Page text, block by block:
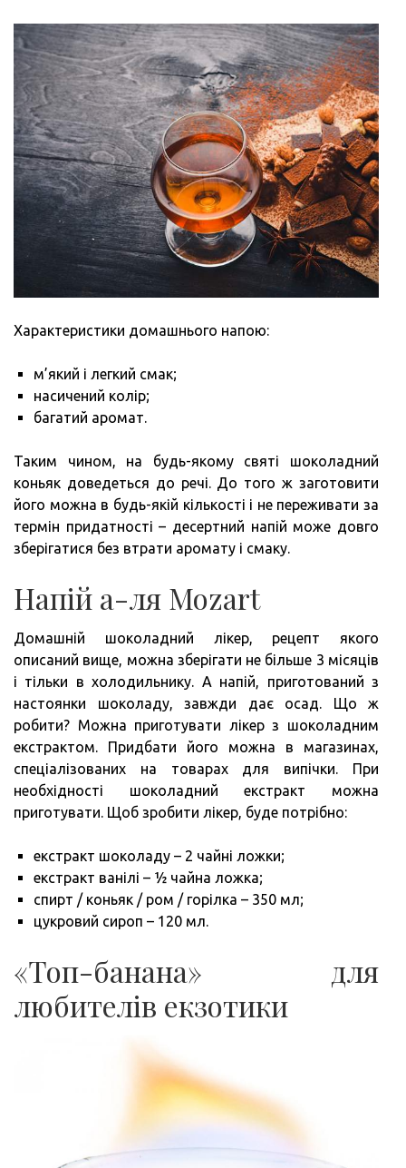
Характеристики домашнього напою:
м’який і легкий смак;
насичений колір;
багатий аромат.
Таким чином, на будь-якому святі шоколадний
коньяк доведеться до речі. До того ж заготовити
його можна в будь-якій кількості і не переживати за
термін придатності – десертний напій може довго
зберігатися без втрати аромату і смаку.
Напій а-ля Mozart
Домашній шоколадний лікер, рецепт якого
описаний вище, можна зберігати не більше 3 місяців
і тільки в холодильнику. А напій, приготований з
настоянки шоколаду, завжди дає осад. Що ж
робити? Можна приготувати лікер з шоколадним
екстрактом. Придбати його можна в магазинах,
спеціалізованих на товарах для випічки. При
необхідності шоколадний екстракт можна
приготувати. Щоб зробити лікер, буде потрібно:
екстракт шоколаду – 2 чайні ложки;
екстракт ванілі – ½ чайна ложка;
спирт / коньяк / ром / горілка – 350 мл;
цукровий сироп – 120 мл.
«Топ-банана» для
любителів екзотики